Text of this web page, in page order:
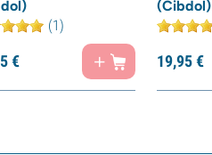
(1)
€
(Cibdol)
19,95€